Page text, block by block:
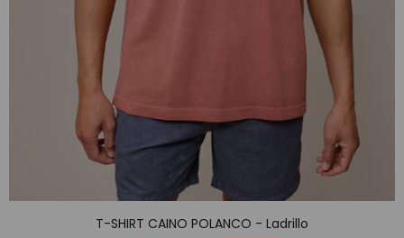
T-SHIRT CAINO POLANCO - Ladrillo